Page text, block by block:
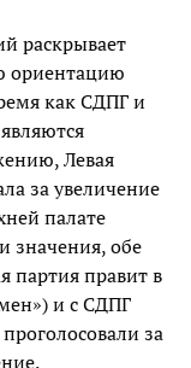
раскрывает
ориентацию
как СДПГ и
Левая
за увеличение
палате
значения, обе
партия правит в
и с СДПГ
за